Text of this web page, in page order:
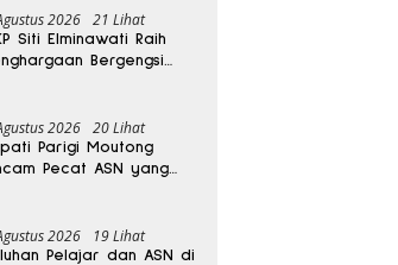
2026 21 Lihat
Siti Elminawati Raih
Bergengsi
2026 20 Lihat
Parigi Moutong
Pecat ASN yang
2026 19 Lihat
Pelajar dan ASN di